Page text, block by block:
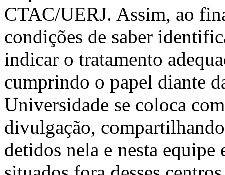
CTAC/UERJ. Assim, ao
condições de saber
indicar o tratamento
cumprindo o papel diante
Universidade se coloca
divulgação,
detidos nela e nesta equipe